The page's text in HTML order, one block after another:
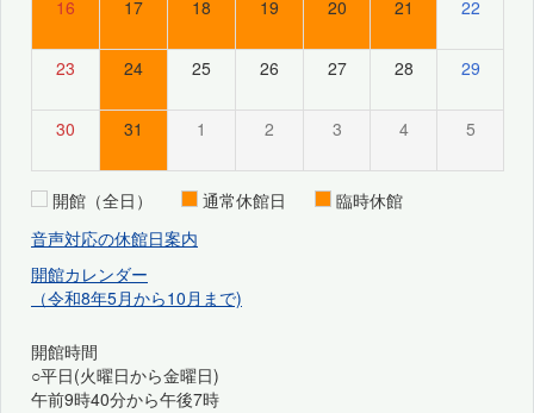
16 17 18 19 20 21 22
23 24 25 26 27 28 29
30 31 1 2 3 4 5
開館（全日） 通常休館日
臨時休館
音声対応の休館日案内
開館カレンダー
（令和8年5月から10月まで)
開館時間
○平日(火曜日から金曜日)
午前9時40分から午後7時